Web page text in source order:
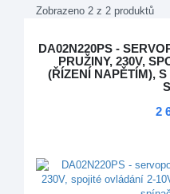
Zobrazeno 2 z 2 produktů
DA02N220PS -
PRUŽINY, 230V,
(ŘÍZENÍ NAPĚTÍM),
2